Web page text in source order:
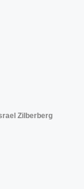
Zilberberg